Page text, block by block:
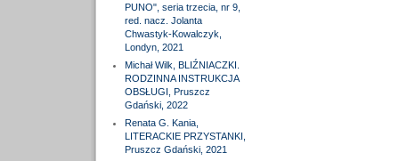
PUNO", seria trzecia, nr 9,
red. nacz. Jolanta
Chwastyk-Kowalczyk,
Londyn, 2021
Michał Wilk, BLIŹNIACZKI.
RODZINNA INSTRUKCJA
OBSŁUGI, Pruszcz
Gdański, 2022
Renata G. Kania,
LITERACKIE PRZYSTANKI,
Pruszcz Gdański, 2021